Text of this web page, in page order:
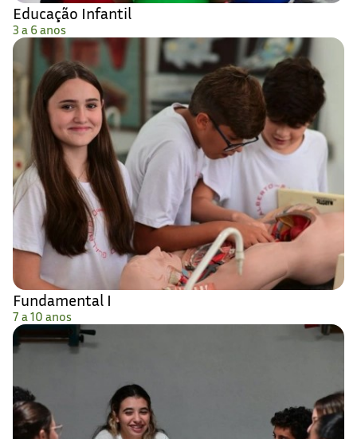
Educação Infantil
3 a 6 anos
Fundamental I
7 a 10 anos